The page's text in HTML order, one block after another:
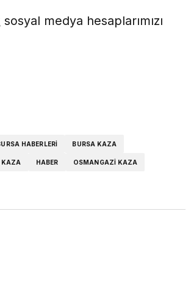
sosyal medya hesaplarımızı
HABERLERI BURSA KAZA
KAZA HABER OSMANGAZI KAZA